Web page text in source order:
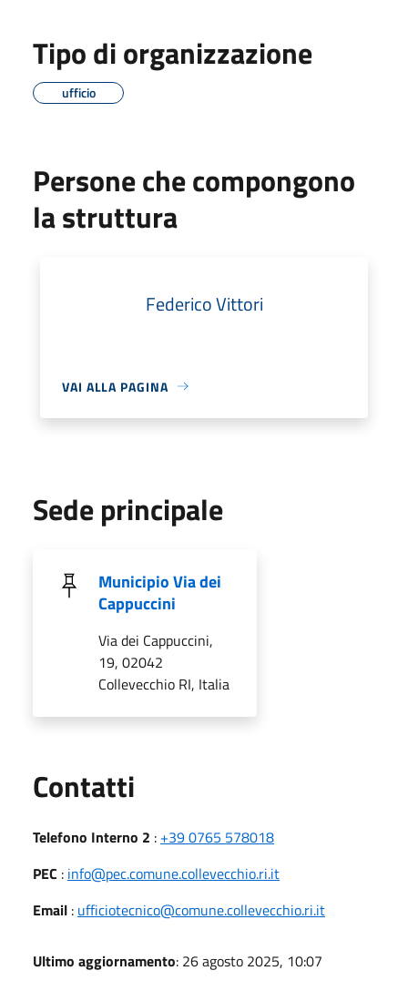
Tipo di organizzazione
ufficio
Persone che compongono
la struttura
Federico Vittori
VAI ALLA PAGINA
Sede principale
Municipio Via dei
Cappuccini
Via dei Cappuccini,
19, 02042
Collevecchio RI, Italia
Contatti
Telefono Interno 2 : +39 0765 578018
PEC : info@pec.comune.collevecchio.ri.it
Email : ufficiotecnico@comune.collevecchio.ri.it
Ultimo aggiornamento: 26 agosto 2025, 10:07